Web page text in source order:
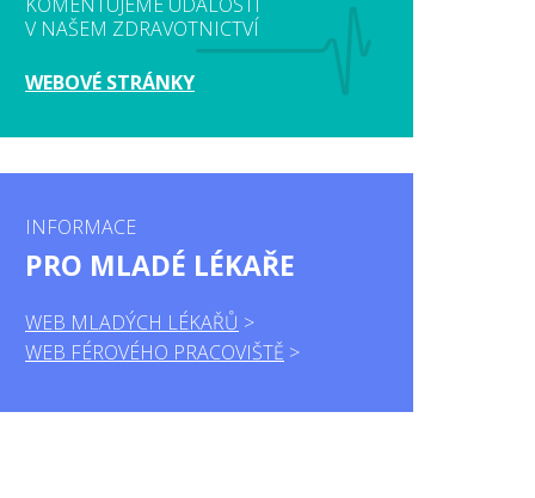
V NAŠEM ZDRAVOTNICTVÍ
WEBOVÉ STRÁNKY
INFORMACE
PRO MLADÉ LÉKAŘE
WEB MLADÝCH LÉKAŘŮ
WEB FÉROVÉHO PRACOVIŠTĚ